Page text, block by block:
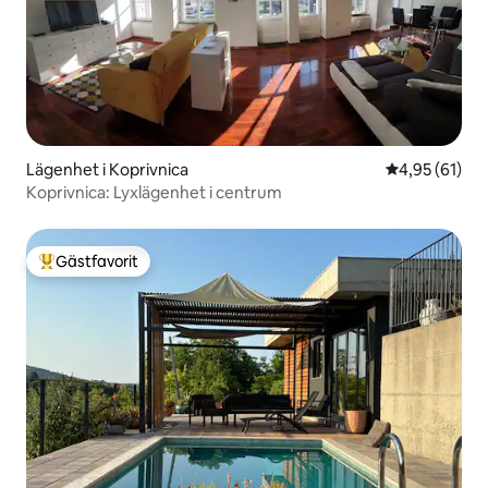
Lägenhet i Koprivnica 4,95 av 5 i
4,95 (61)
Koprivnica: Lyxlägenhet i centrum
Populär gästfavorit
Gästfavorit